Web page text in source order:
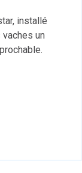
installé
un